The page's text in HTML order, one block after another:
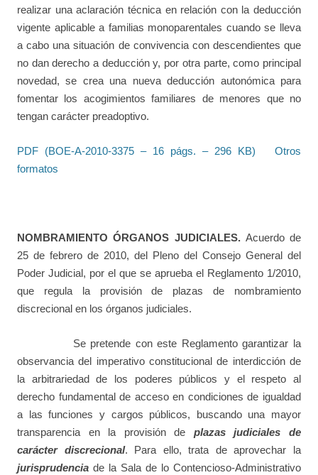
realizar una aclaración técnica en relación con la deducción
vigente aplicable a familias monoparentales cuando se lleva
a cabo una situación de convivencia con descendientes que
no dan derecho a deducción y, por otra parte, como principal
novedad, se crea una nueva deducción autonómica para
fomentar los acogimientos familiares de menores que no
tengan carácter preadoptivo.
PDF (BOE-A-2010-3375 – 16 págs. – 296 KB)
Otros
formatos
NOMBRAMIENTO ÓRGANOS JUDICIALES. Acuerdo de
25 de febrero de 2010, del Pleno del Consejo General del
Poder Judicial, por el que se aprueba el Reglamento 1/2010,
que regula la provisión de plazas de nombramiento
discrecional en los órganos judiciales.
Se pretende con este Reglamento garantizar la
observancia del imperativo constitucional de interdicción de
la arbitrariedad de los poderes públicos y el respeto al
derecho fundamental de acceso en condiciones de igualdad
a las funciones y cargos públicos, buscando una mayor
transparencia en la provisión de plazas judiciales de
carácter discrecional. Para ello, trata de aprovechar la
jurisprudencia de la Sala de lo Contencioso-Administrativo